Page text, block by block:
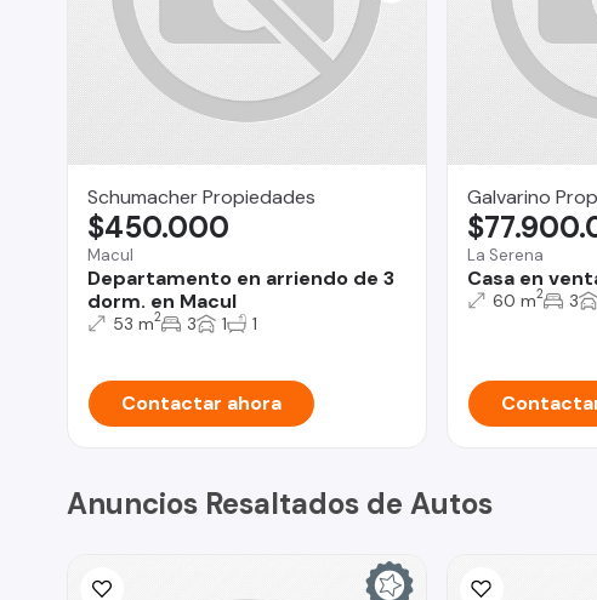
Schumacher Propiedades
Macul
Departamento en arriendo de 3
dorm. en Macul
$450.000
53 m2 3 1 1
Contactar ahora
Galvarino
La Serena
Casa en
60 m2 3
Anuncios Resaltados de Autos